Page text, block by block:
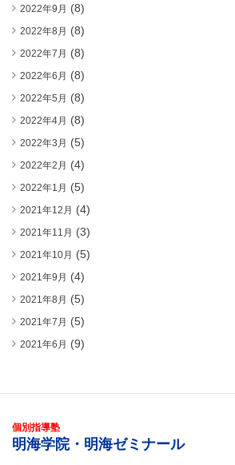
2022年9月 (8)
2022年8月 (8)
2022年7月 (8)
2022年6月 (8)
2022年5月 (8)
2022年4月 (8)
2022年3月 (5)
2022年2月 (4)
2022年1月 (5)
2021年12月 (4)
2021年11月 (3)
2021年10月 (5)
2021年9月 (4)
2021年8月 (5)
2021年7月 (5)
2021年6月 (9)
個別指導塾
明海学院・明海ゼミナール